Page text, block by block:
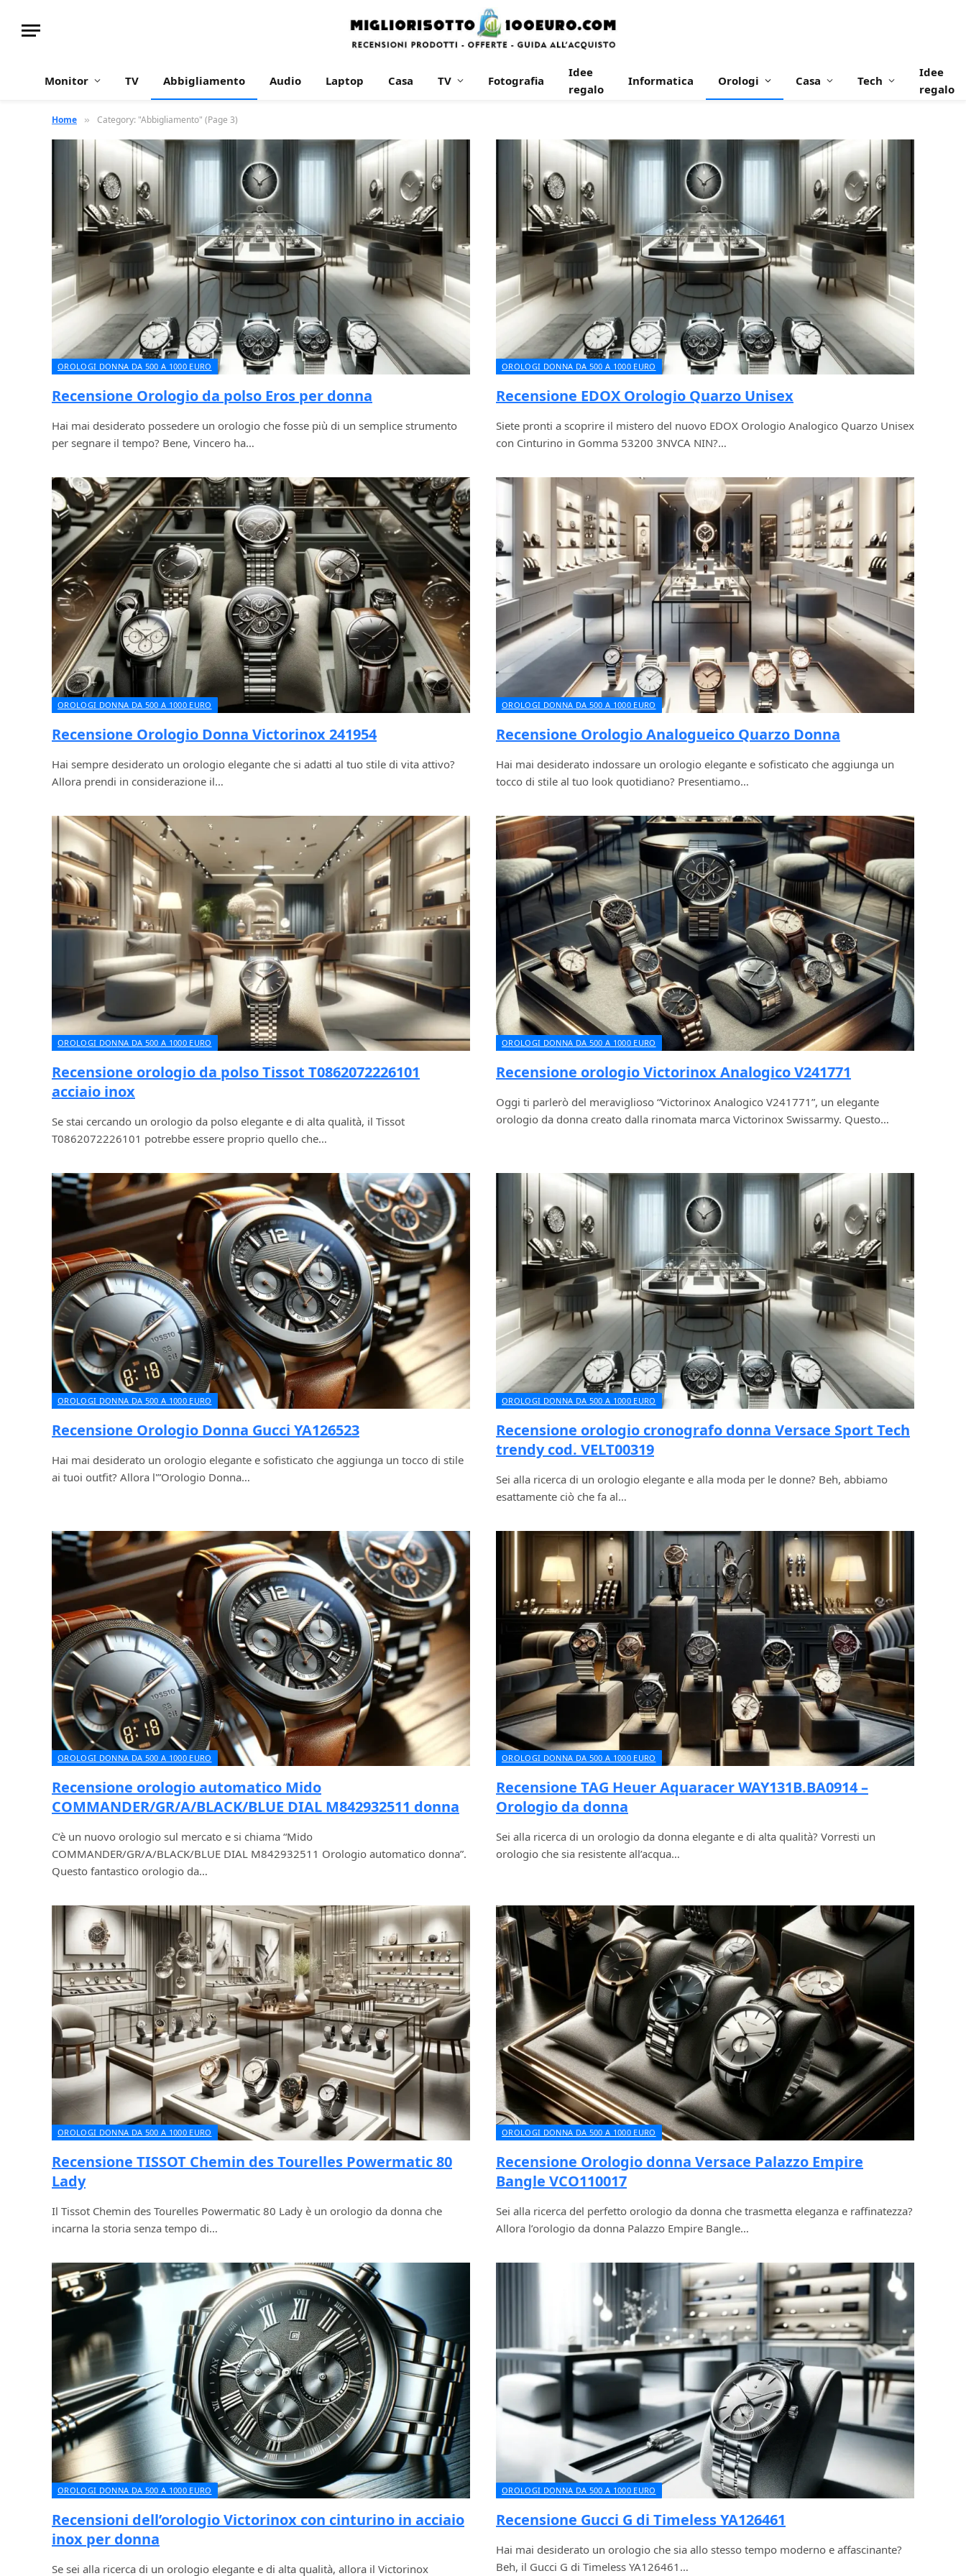
Monitor TV Abbigliamento Audio Laptop Casa TV Fotografia
Idee
regalo
Informatica Orologi Casa Tech
Idee
regalo
Home » Category: "Abbigliamento" (Page 3)
OROLOGI DONNA DA 500 A 1000 EURO
Recensione Orologio da polso Eros per donna
Hai mai desiderato possedere un orologio che fosse più di un semplice strumento
per segnare il tempo? Bene, Vincero ha…
OROLOGI DONNA DA 500 A 1000 EURO
Recensione EDOX Orologio Quarzo Unisex
Siete pronti a scoprire il mistero del nuovo EDOX Orologio Analogico Quarzo Unisex
con Cinturino in Gomma 53200 3NVCA NIN?…
OROLOGI DONNA DA 500 A 1000 EURO
Recensione Orologio Donna Victorinox 241954
Hai sempre desiderato un orologio elegante che si adatti al tuo stile di vita attivo?
Allora prendi in considerazione il…
OROLOGI DONNA DA 500 A 1000 EURO
Recensione Orologio Analogueico Quarzo Donna
Hai mai desiderato indossare un orologio elegante e sofisticato che aggiunga un
tocco di stile al tuo look quotidiano? Presentiamo…
OROLOGI DONNA DA 500 A 1000 EURO
Recensione orologio da polso Tissot T0862072226101
acciaio inox
Se stai cercando un orologio da polso elegante e di alta qualità, il Tissot
T0862072226101 potrebbe essere proprio quello che…
OROLOGI DONNA DA 500 A 1000 EURO
Recensione orologio Victorinox Analogico V241771
Oggi ti parlerò del meraviglioso “Victorinox Analogico V241771”, un elegante
orologio da donna creato dalla rinomata marca Victorinox Swissarmy. Questo…
OROLOGI DONNA DA 500 A 1000 EURO
Recensione Orologio Donna Gucci YA126523
Hai mai desiderato un orologio elegante e sofisticato che aggiunga un tocco di stile
ai tuoi outfit? Allora l'”Orologio Donna…
OROLOGI DONNA DA 500 A 1000 EURO
Recensione orologio cronografo donna Versace Sport Tech
trendy cod. VELT00319
Sei alla ricerca di un orologio elegante e alla moda per le donne? Beh, abbiamo
esattamente ciò che fa al…
OROLOGI DONNA DA 500 A 1000 EURO
Recensione orologio automatico Mido
COMMANDER/GR/A/BLACK/BLUE DIAL M842932511 donna
C’è un nuovo orologio sul mercato e si chiama “Mido
COMMANDER/GR/A/BLACK/BLUE DIAL M842932511 Orologio automatico donna”.
Questo fantastico orologio da…
OROLOGI DONNA DA 500 A 1000 EURO
Recensione TAG Heuer Aquaracer WAY131B.BA0914 –
Orologio da donna
Sei alla ricerca di un orologio da donna elegante e di alta qualità? Vorresti un
orologio che sia resistente all’acqua…
OROLOGI DONNA DA 500 A 1000 EURO
Recensione TISSOT Chemin des Tourelles Powermatic 80
Lady
Il Tissot Chemin des Tourelles Powermatic 80 Lady è un orologio da donna che
incarna la storia senza tempo di…
OROLOGI DONNA DA 500 A 1000 EURO
Recensione Orologio donna Versace Palazzo Empire
Bangle VCO110017
Sei alla ricerca del perfetto orologio da donna che trasmetta eleganza e raffinatezza?
Allora l’orologio da donna Palazzo Empire Bangle…
OROLOGI DONNA DA 500 A 1000 EURO
Recensioni dell’orologio Victorinox con cinturino in acciaio
inox per donna
Se sei alla ricerca di un orologio elegante e di alta qualità, allora il Victorinox
OROLOGI DONNA DA 500 A 1000 EURO
Recensione Gucci G di Timeless YA126461
Hai mai desiderato un orologio che sia allo stesso tempo moderno e affascinante?
Beh, il Gucci G di Timeless YA126461…